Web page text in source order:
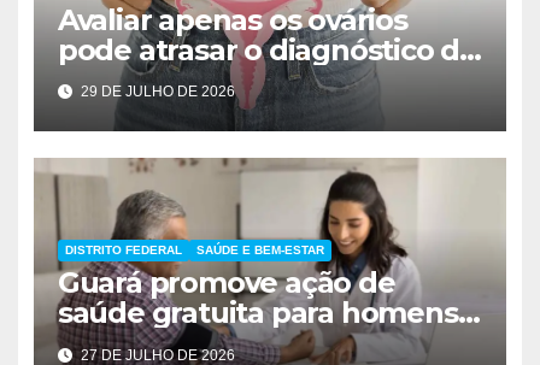
Avaliar apenas os ovários
pode atrasar o diagnóstico da
SOMP e comprometer a
saúde da mulher
29 DE JULHO DE 2026
DISTRITO FEDERAL SAÚDE E BEM-ESTAR
Guará promove ação de
saúde gratuita para homens
nesta terça-feira
27 DE JULHO DE 2026